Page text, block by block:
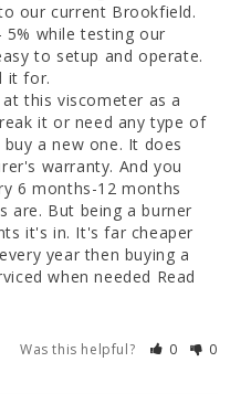
our current Brookfield.
5% while testing our
to setup and operate.
it for.
this viscometer as a
it or need any type of
a new one. It does
warranty. And you
6 months-12 months
are. But being a burner
it's in. It's far cheaper
year then buying a
when needed Read
Was this helpful? 0 0